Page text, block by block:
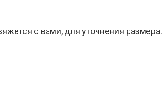
с вами, для уточнения размера.